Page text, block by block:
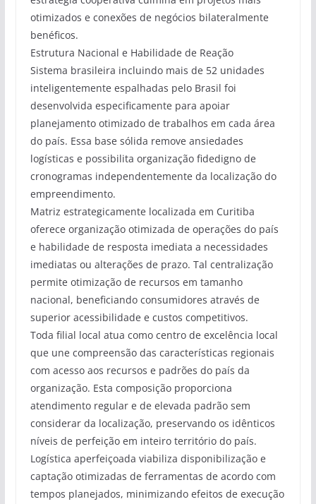
otimizados e conexões de negócios bilateralmente
benéficos.
Estrutura Nacional e Habilidade de Reação
Sistema brasileira incluindo mais de 52 unidades
inteligentemente espalhadas pelo Brasil foi
desenvolvida especificamente para apoiar
planejamento otimizado de trabalhos em cada área
do país. Essa base sólida remove ansiedades
logísticas e possibilita organização fidedigno de
cronogramas independentemente da localização do
empreendimento.
Matriz estrategicamente localizada em Curitiba
oferece organização otimizada de operações do país
e habilidade de resposta imediata a necessidades
imediatas ou alterações de prazo. Tal centralização
permite otimização de recursos em tamanho
nacional, beneficiando consumidores através de
superior acessibilidade e custos competitivos.
Toda filial local atua como centro de excelência local
que une compreensão das características regionais
com acesso aos recursos e padrões do país da
organização. Esta composição proporciona
atendimento regular e de elevada padrão sem
considerar da localização, preservando os idênticos
níveis de perfeição em inteiro território do país.
Logística aperfeiçoada viabiliza disponibilização e
captação otimizadas de ferramentas de acordo com
tempos planejados, minimizando efeitos de execução